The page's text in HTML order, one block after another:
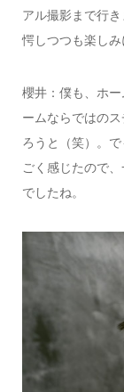
アル撮影まで行
愕しつつも楽しみ
櫻井：僕も、ホ
ームならではの
ろうと（笑）。
ごく感じたので
でしたね。